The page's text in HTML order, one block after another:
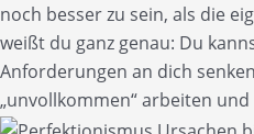
noch besser zu sein, als die
weißt du ganz genau: Du
Anforderungen an dich
„unvollkommen“ arbeiten und